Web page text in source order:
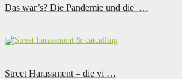
Das war’s? Die Pandemie und die …
Street Harassment – die vi …